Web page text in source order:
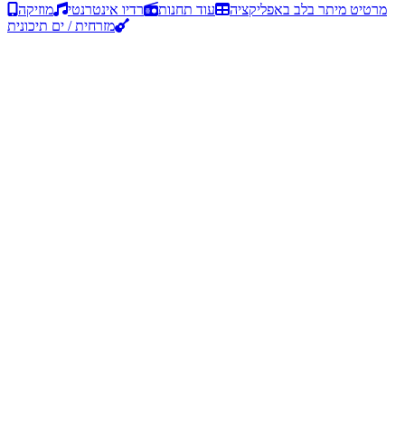
מרטיט מיתר בלב באפליקציה
עוד תחנות רדיו אינטרנטי
מוזיקה
מזרחית / ים תיכונית